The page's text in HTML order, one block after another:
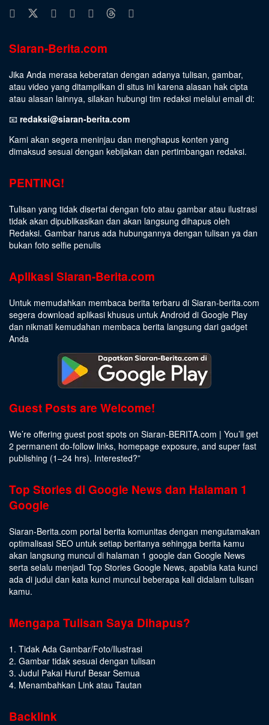
Siaran-Berita.com
Jika Anda merasa keberatan dengan adanya tulisan, gambar,
atau video yang ditampilkan di situs ini karena alasan hak cipta
atau alasan lainnya, silakan hubungi tim redaksi melalui email di:
📧 redaksi@siaran-berita.com
Kami akan segera meninjau dan menghapus konten yang
dimaksud sesuai dengan kebijakan dan pertimbangan redaksi.
PENTING!
Tulisan yang tidak disertai dengan foto atau gambar atau ilustrasi
tidak akan dipublikasikan dan akan langsung dihapus oleh
Redaksi. Gambar harus ada hubungannya dengan tulisan ya dan
bukan foto selfie penulis
Aplikasi Siaran-Berita.com
Untuk memudahkan membaca berita terbaru di Siaran-berita.com
segera download aplikasi khusus untuk Android di Google Play
dan nikmati kemudahan membaca berita langsung dari gadget
Anda
Guest Posts are Welcome!
We’re offering guest post spots on Siaran-BERITA.com | You’ll get
2 permanent do-follow links, homepage exposure, and super fast
publishing (1–24 hrs). Interested?”
Top Stories di Google News dan Halaman 1
Google
Siaran-Berita.com portal berita komunitas dengan mengutamakan
optimalisasi SEO untuk setiap beritanya sehingga berita kamu
akan langsung muncul di halaman 1 google dan Google News
serta selalu menjadi Top Stories Google News, apabila kata kunci
ada di judul dan kata kunci muncul beberapa kali didalam tulisan
kamu.
Mengapa Tulisan Saya Dihapus?
1. Tidak Ada Gambar/Foto/Ilustrasi
2. Gambar tidak sesuai dengan tulisan
3. Judul Pakai Huruf Besar Semua
4. Menambahkan Link atau Tautan
Backlink